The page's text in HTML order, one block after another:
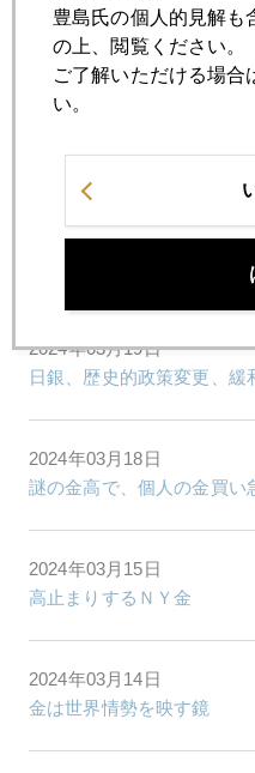
2024年03月25日
ＮＹ金、じわり調整、それ
ＮＹ金、反落、２１７０ド
2024年03月21日
ＦＯＭＣでＮＹ金、再び２
2024年03月19日
日銀、歴史的政策変更、緩
2024年03月18日
謎の金高で、個人の金買い
2024年03月15日
高止まりするＮＹ金
2024年03月14日
金は世界情勢を映す鏡
豊島氏の個人的見解も
の上、閲覧ください。
ご了解いただける場合
い。